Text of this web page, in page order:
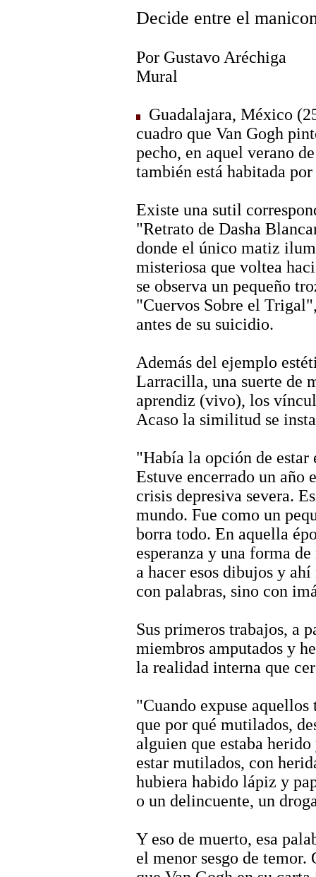
Decide entre el
Por Gustavo Aréchiga
Mural
Guadalajara, México
cuadro que Van Gogh
pecho, en aquel verano
también está habitada
Existe una sutil
"Retrato de Dasha
donde el único matiz
misteriosa que voltea
se observa un pequeño
"Cuervos Sobre el
antes de su suicidio.
Además del ejemplo
Larracilla, una suerte de
aprendiz (vivo), los
Acaso la similitud se
"Había la opción de
Estuve encerrado un año
crisis depresiva severa.
mundo. Fue como un
borra todo. En aquella
esperanza y una forma
a hacer esos dibujos y
con palabras, sino con
Sus primeros trabajos, a
miembros amputados y
la realidad interna que
"Cuando expuse
que por qué mutilados,
alguien que estaba
estar mutilados, con
hubiera habido lápiz y
o un delincuente, un
Y eso de muerto, esa
el menor sesgo de